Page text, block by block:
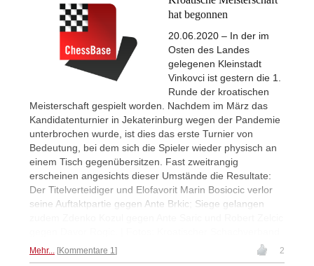
hat begonnen
20.06.2020 – In der im
Osten des Landes
gelegenen Kleinstadt
Vinkovci ist gestern die 1.
Runde der kroatischen
Meisterschaft gespielt worden. Nachdem im März das
Kandidatenturnier in Jekaterinburg wegen der Pandemie
unterbrochen wurde, ist dies das erste Turnier von
Bedeutung, bei dem sich die Spieler wieder physisch an
einem Tisch gegenübersitzen. Fast zweitrangig
erscheinen angesichts dieser Umstände die Resultate:
Der Titelverteidiger und Elofavorit Marin Bosiocic verlor
seine Auftaktpartie gegen Ante Brkic; Siege gelangen
Mehr... Kommentare 1 2